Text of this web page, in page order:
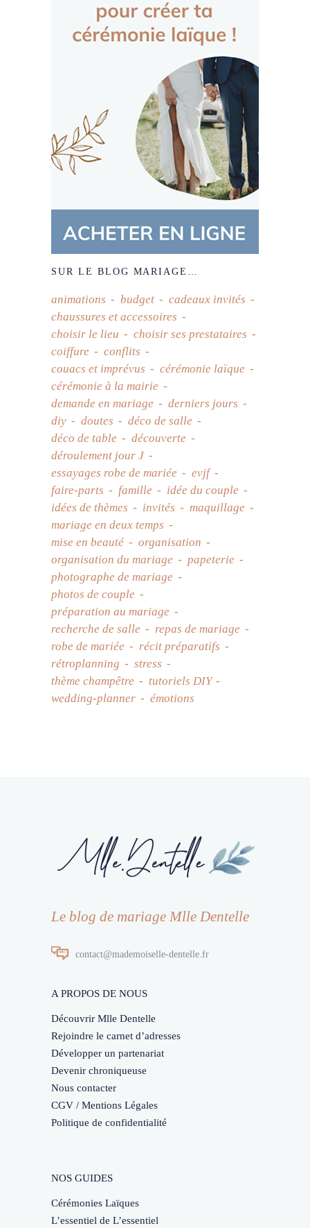
SUR LE BLOG MARIAGE…
animations budget
cadeaux invités
chaussures et accessoires
choisir le lieu
choisir ses prestataires
coiffure
conflits
couacs et imprévus
cérémonie laïque
cérémonie à la mairie
demande en mariage
derniers jours
diy
doutes
déco de salle
déco de table
découverte
déroulement jour J
essayages robe de mariée
evjf
faire-parts
famille
idée du couple
idées de thèmes
invités
maquillage
mariage en deux temps
mise en beauté
organisation
organisation du mariage
papeterie
photographe de mariage
photos de couple
préparation au mariage
recherche de salle
repas de mariage
robe de mariée
récit préparatifs
rétroplanning
stress
thème champêtre
tutoriels DIY
wedding-planner
émotions
Le blog de mariage Mlle Dentelle
contact@mademoiselle-dentelle.fr
A PROPOS DE NOUS
Découvrir Mlle Dentelle
Rejoindre le carnet d’adresses
Développer un partenariat
Devenir chroniqueuse
Nous contacter
CGV / Mentions Légales
Politique de confidentialité
NOS GUIDES
Cérémonies Laïques
L’essentiel de L’essentiel